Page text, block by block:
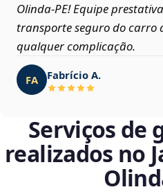
Olinda‑PE! Equipe
transporte seguro do carro
qualquer complicação.
FA Fabrício A.
Serviços de
realizados no